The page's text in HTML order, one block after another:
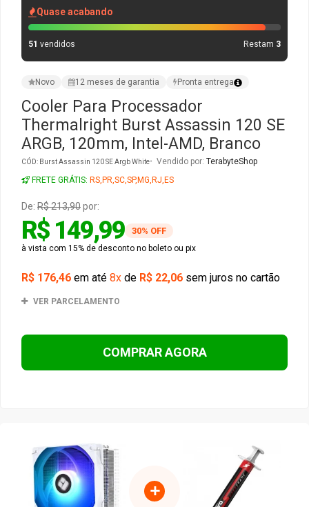
Quase acabando
51 vendidos Restam 3
Novo 12 meses de garantia Pronta entrega
Cooler Para Processador
Thermalright Burst Assassin 120 SE
ARGB, 120mm, Intel-AMD, Branco
CÓD: Burst Assassin 120 SE Argb White Vendido por: TerabyteShop
FRETE GRÁTIS: RS,PR,SC,SP,MG,RJ,ES
De: R$ 213,90por:
R$ 149,99 30% OFF
à vista com 15% de desconto no boleto ou pix
R$ 176,46 em até 8x de R$ 22,06 sem juros no cartão
VER PARCELAMENTO
COMPRAR AGORA
+
Gabinete Liketec
Fonte Thermaltake
Ver Todos